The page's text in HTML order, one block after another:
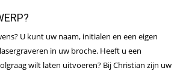
U kunt uw naam, initialen en een eigen
in uw broche. Heeft u een
wilt laten uitvoeren? Bij Christian zijn uw